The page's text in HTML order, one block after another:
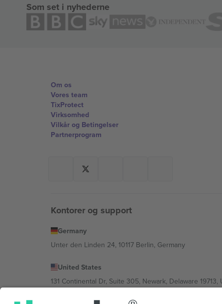
Som set i nyhederne
Om os
Vores team
TixProtect
Virksomhed
Vilkår og Betingelser
Partnerprogram
Kontorer og support
Germany
Unter den Linden 24, 10117 Berlin, Germany
United States
131 Continental Dr, Suite 305, Newark, Delaware 19713,